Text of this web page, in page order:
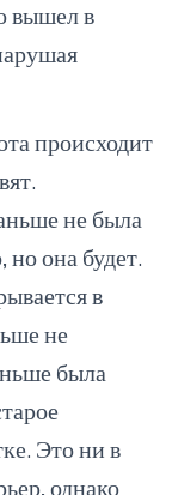
вышел в
происходит
не была
она будет.
в
не
была
Это ни в
однако